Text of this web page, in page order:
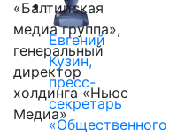
Евгений
Кузин,
пресс-
секретарь
«Общественного
«Балтийская
медиа группа»,
генеральный
директор
холдинга «Ньюс
Медиа»